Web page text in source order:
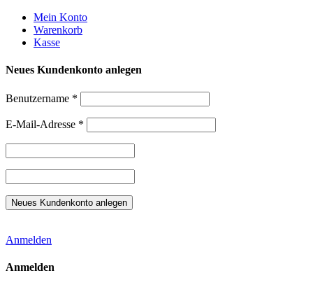
Weiter
zum
Inhalt
Mein Konto
Warenkorb
Kasse
Neues Kundenkonto anlegen
Benutzername *
E-Mail-Adresse *
Anmelden
Anmelden